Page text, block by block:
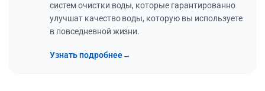
систем очистки воды, которые гарантированно
улучшат качество воды, которую вы используете
в повседневной жизни.
Узнать подробнее→